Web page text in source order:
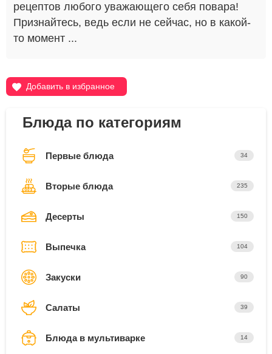
рецептов любого уважающего себя повара!
Признайтесь, ведь если не сейчас, но в какой-
то момент ...
Добавить в избранное
Блюда по категориям
Первые блюда 34
Вторые блюда 235
Десерты 150
Выпечка 104
Закуски 90
Салаты 39
Блюда в мультиварке 14